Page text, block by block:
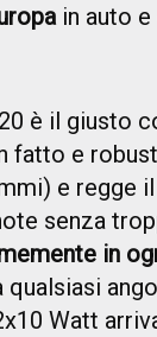
in auto e
è il giusto
fatto e
e regge
senza
in
Watt